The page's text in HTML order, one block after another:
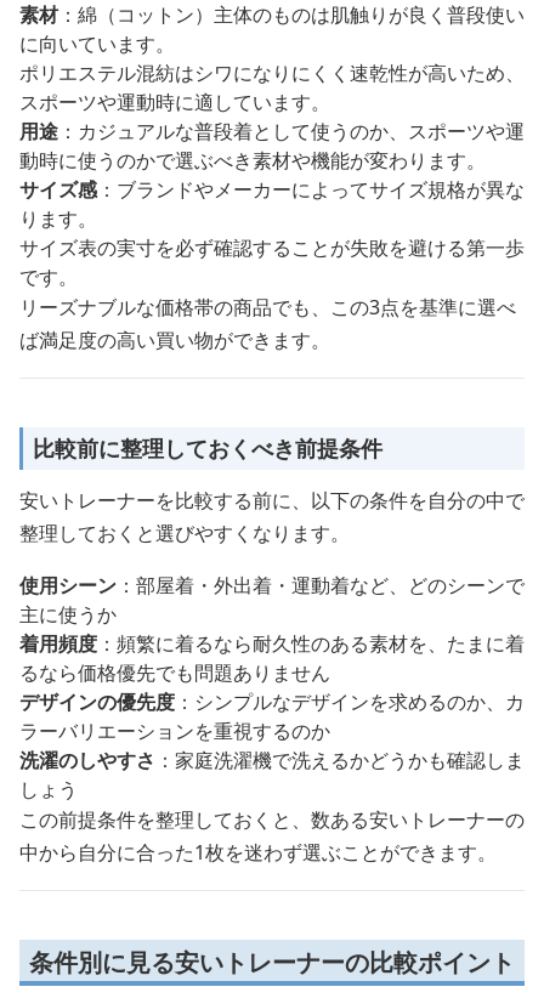
素材：綿（コットン）主体のものは肌触りが良く普段使い
に向いています。
ポリエステル混紡はシワになりにくく速乾性が高いため、
スポーツや運動時に適しています。
用途 ：カジュアルな普段着として使うのか、スポーツや運
動時に使うのかで選ぶべき素材や機能が変わります。
サイズ感：ブランドやメーカーによってサイズ規格が異な
ります。
サイズ表の実寸を必ず確認することが失敗を避ける第一歩
です。
リーズナブルな価格帯の商品でも、この3点を基準に選べ
ば満足度の高い買い物ができます。
比較前に整理しておくべき前提条件
安いトレーナーを比較する前に、以下の条件を自分の中で
整理しておくと選びやすくなります。
使用シーン ：部屋着・外出着・運動着など、どのシーンで
主に使うか
着用頻度 ：頻繁に着るなら耐久性のある素材を、たまに着
るなら価格優先でも問題ありません
デザインの優先度 ：シンプルなデザインを求めるのか、カ
ラーバリエーションを重視するのか
洗濯のしやすさ ：家庭洗濯機で洗えるかどうかも確認しま
しょう
この前提条件を整理しておくと、数ある安いトレーナーの
中から自分に合った1枚を迷わず選ぶことができます。
条件別に見る安いトレーナーの比較ポイント